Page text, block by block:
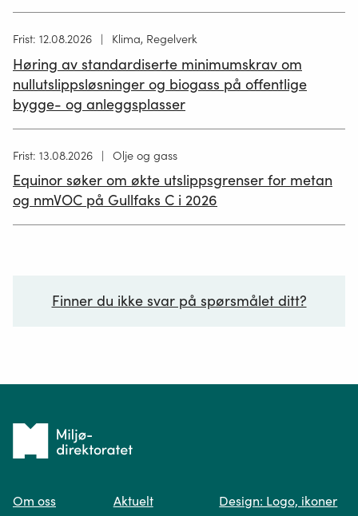
Høring
12.05.2026
Frist: 12.08.2026 Klima, Regelverk
Høring av standardiserte minimumskrav om
nullutslippsløsninger og biogass på offentlige
bygge- og anleggsplasser
Høring
publisert
02.07.2026
Frist: 13.08.2026 Olje og gass
Equinor søker om økte utslippsgrenser for metan
og nmVOC på Gullfaks C i 2026
Finner du ikke svar på spørsmålet ditt?
Tilbake
forsiden
Om oss Aktuelt Design: Logo, ikoner